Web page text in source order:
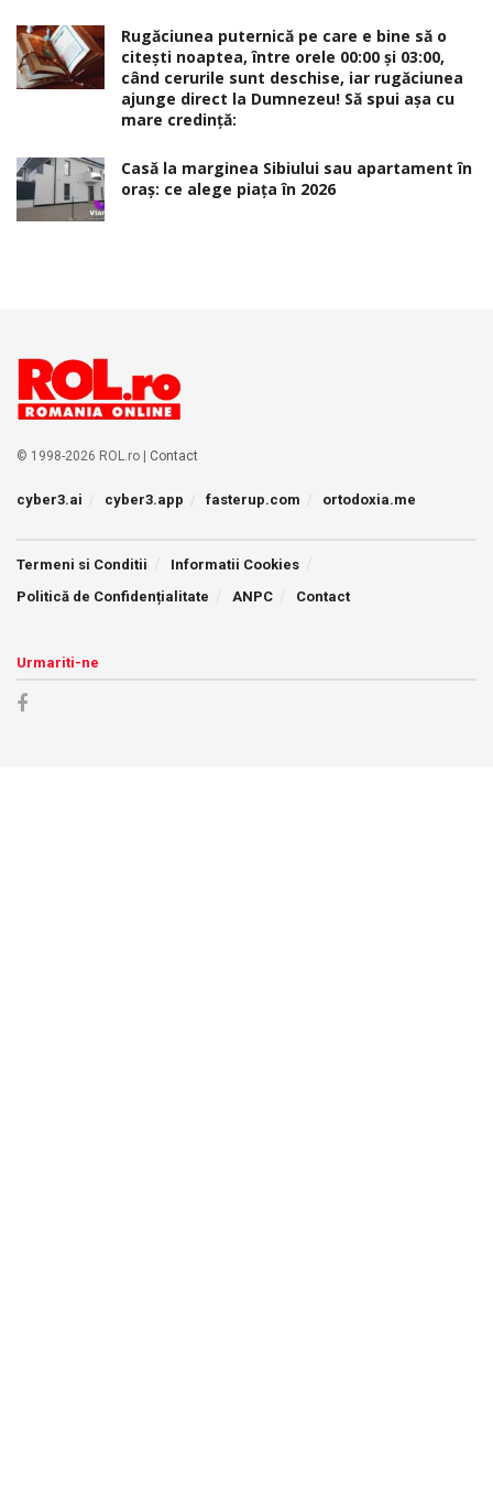
Rugăciunea puternică pe care e bine să o
citești noaptea, între orele 00:00 și 03:00,
când cerurile sunt deschise, iar rugăciunea
ajunge direct la Dumnezeu! Să spui așa cu
mare credință:
Casă la marginea Sibiului sau apartament în
oraș: ce alege piața în 2026
© 1998-2026 ROL.ro | Contact
cyber3.ai cyber3.app fasterup.com ortodoxia.me
Termeni si Conditii
Informatii Cookies
Politică de Confidențialitate
ANPC Contact
Urmariti-ne